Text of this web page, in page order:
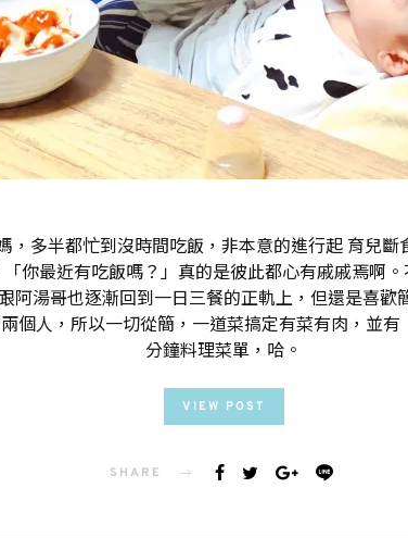
，多半都忙到沒時間吃飯，非本意的進行起 育兒
你最近有吃飯嗎？」真的是彼此都心有戚戚焉啊
阿湯哥也逐漸回到一日三餐的正軌上，但還是喜歡
個人，所以一切從簡，一道菜搞定有菜有肉，並
分鐘料理菜單，哈。
VIEW POST
SHARE